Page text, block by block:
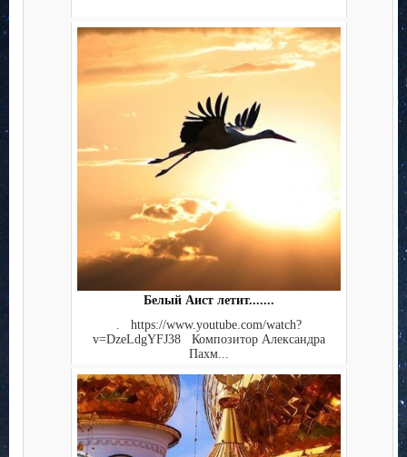
Белый Аист летит.......
. https://www.youtube.com/watch?
v=DzeLdgYFJ38 Композитор Александра
Пахм...